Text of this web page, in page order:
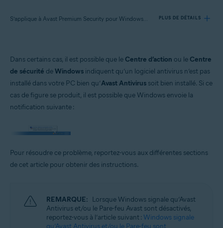
S’applique à Avast Premium Security pour Windows, Avast Antivirus Gratuit pour Windows PLUS DE DÉTAILS
Produits:
Avast Premium Security 22.x pour Windows
Systèmes d'exploitation:
Microsoft Windows 8.1/Professionnel/Entreprise (32/64 bits)
Microsoft Windows 7 Édition Familiale Basique/Édition Familiale
Premium/Professionnel/Entreprise/Édition Intégrale - Service Pack 1
avec mise à jour cumulative de commodité (32/64 bits)
Dans certains cas, il est possible que le Centre d’action ou le Centre
de sécurité deWindows indiquent qu’un logiciel antivirus n’est pas
installé dans votre PC bien qu’Avast Antivirus soit bien installé. Si ce
cas de figure se produit, il est possible que Windows envoie la
notification suivante :
Pour résoudre ce problème, reportez-vous aux différentes sections
de cet article pour obtenir des instructions.
REMARQUE: Lorsque Windows signale qu’Avast
Antivirus et/ou le Pare-feu Avast sont désactivés,
reportez-vous à l’article suivant : Windows signale
qu’Avast Antivirus et/ou le Pare-feu sont